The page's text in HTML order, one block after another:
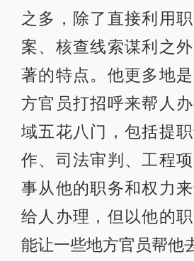
之多，除了直接利用
案、核查线索谋利之
著的特点。他更多地
方官员打招呼来帮人
域五花八门，包括提
作、司法审判、工程
事从他的职务和权力
给人办理，但以他的
能让一些地方官员帮他